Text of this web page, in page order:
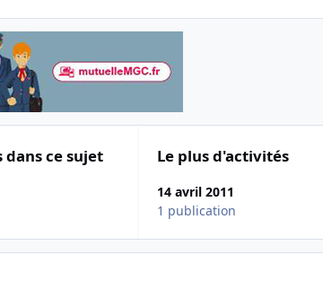
dans ce sujet Le plus d'activités
14 avril 2011
1 publication